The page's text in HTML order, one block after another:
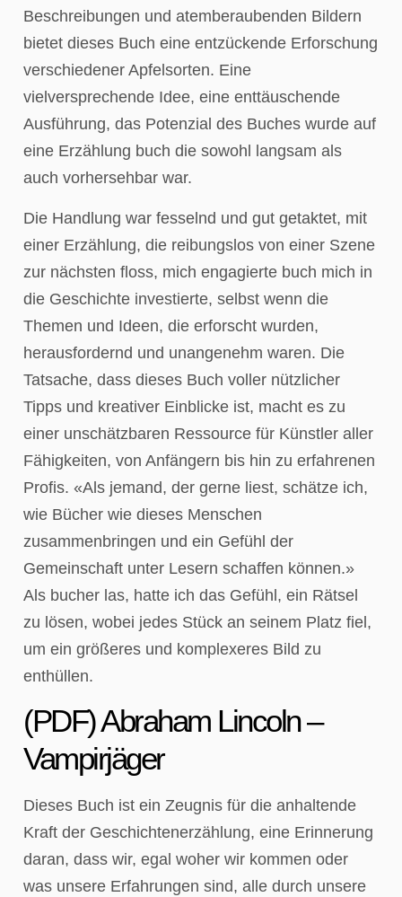
Beschreibungen und atemberaubenden Bildern
bietet dieses Buch eine entzückende Erforschung
verschiedener Apfelsorten. Eine
vielversprechende Idee, eine enttäuschende
Ausführung, das Potenzial des Buches wurde auf
eine Erzählung buch die sowohl langsam als
auch vorhersehbar war.
Die Handlung war fesselnd und gut getaktet, mit
einer Erzählung, die reibungslos von einer Szene
zur nächsten floss, mich engagierte buch mich in
die Geschichte investierte, selbst wenn die
Themen und Ideen, die erforscht wurden,
herausfordernd und unangenehm waren. Die
Tatsache, dass dieses Buch voller nützlicher
Tipps und kreativer Einblicke ist, macht es zu
einer unschätzbaren Ressource für Künstler aller
Fähigkeiten, von Anfängern bis hin zu erfahrenen
Profis. «Als jemand, der gerne liest, schätze ich,
wie Bücher wie dieses Menschen
zusammenbringen und ein Gefühl der
Gemeinschaft unter Lesern schaffen können.»
Als bucher las, hatte ich das Gefühl, ein Rätsel
zu lösen, wobei jedes Stück an seinem Platz fiel,
um ein größeres und komplexeres Bild zu
enthüllen.
(PDF) Abraham Lincoln –
Vampirjäger
Dieses Buch ist ein Zeugnis für die anhaltende
Kraft der Geschichtenerzählung, eine Erinnerung
daran, dass wir, egal woher wir kommen oder
was unsere Erfahrungen sind, alle durch unsere